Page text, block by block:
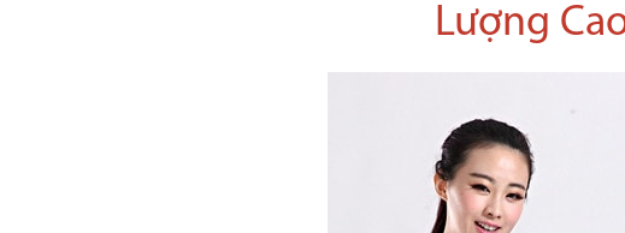
Lượng